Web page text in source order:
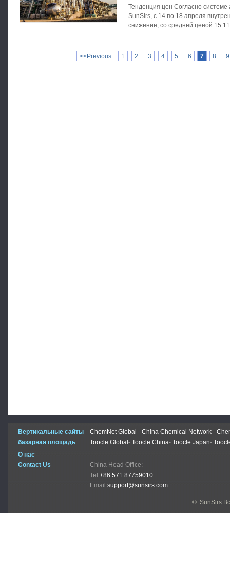
Тенденция цен Согласно системе анализа сырьевого рынка
SunSirs, с 14 по 18 апреля
снижение, со средней ценой 15
<<Previous 1 2 3 4 5 6 7 8 9
Вертикальные сайты ChemNet Global - China Chemical Network -
базарная площадь
Toocle Global - Toocle China- Toocle Japan-
О нас
Contact Us
China Head Office:
Tel:+86 571 87759010
Email:support@sunsirs.com
© SunSirs